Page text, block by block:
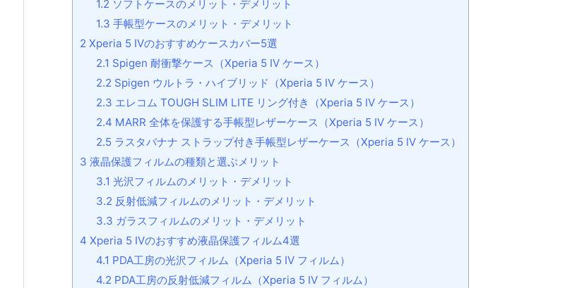
1.2 ソフトケースのメリット・デメリット
1.3 手帳型ケースのメリット・デメリット
2 Xperia 5 IVのおすすめケースカバー5選
2.1 Spigen 耐衝撃ケース（Xperia 5 IV ケース）
2.2 Spigen ウルトラ・ハイブリッド（Xperia 5 IV ケース）
2.3 エレコム TOUGH SLIM LITE リング付き（Xperia 5 IV ケース）
2.4 MARR 全体を保護する手帳型レザーケース（Xperia 5 IV ケース）
2.5ラスタバナナ ストラップ付き手帳型レザーケース（Xperia 5 IV ケース）
3 液晶保護フィルムの種類と選ぶメリット
3.1 光沢フィルムのメリット・デメリット
3.2 反射低減フィルムのメリット・デメリット
3.3 ガラスフィルムのメリット・デメリット
4 Xperia 5 IVのおすすめ液晶保護フィルム4選
4.1 PDA工房の光沢フィルム（Xperia 5 IV フィルム）
4.2 PDA工房の反射低減フィルム（Xperia 5 IV フィルム）